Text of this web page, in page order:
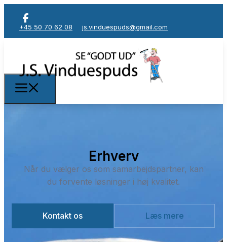
+45 50 70 62 08 js.vinduespuds@gmail.com
Erhverv
Når du vælger os som samarbejdspartner, kan
du forvente løsninger i høj kvalitet.
Kontakt os Læs mere